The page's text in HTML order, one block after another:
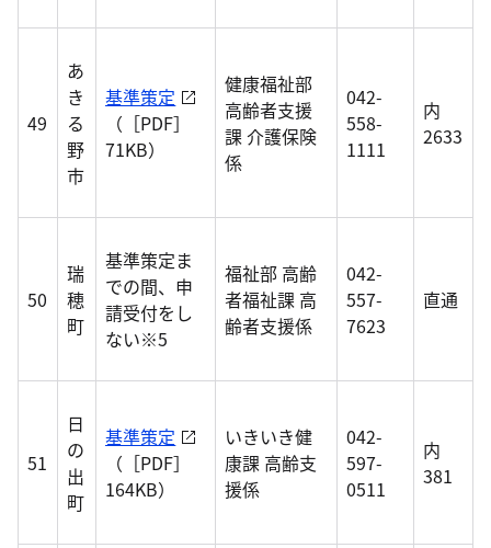
49
あ
き
る
野
市
基準策定
（［PDF］
71KB）
健康福祉部
高齢者支援
課 介護保険
係
042-
558-
1111
内
2633
50
瑞
穂
町
基準策定ま
での間、申
請受付をし
ない※5
福祉部 高齢
者福祉課 高
齢者支援係
042-
557-
7623
直通
51
日
の
出
町
基準策定
（［PDF］
164KB）
いきいき健
康課 高齢支
援係
042-
597-
0511
内
381